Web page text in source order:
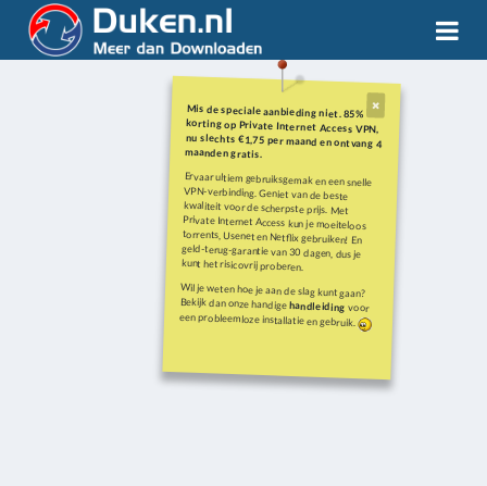
Mis de speciale aanbieding niet. 85%
korting op Private Internet Access VPN,
nu slechts €1,75 per maand en ontvang 4
maanden gratis.
Ervaar ultiem gebruiksgemak en een snelle
VPN-verbinding. Geniet van de beste
kwaliteit voor de scherpste prijs. Met
Private Internet Access kun je moeiteloos
torrents, Usenet en Netflix gebruiken! En
geld-terug-garantie van 30 dagen, dus je
kunt het risicovrij proberen.
Wil je weten hoe je aan de slag kunt gaan?
Bekijk dan onze handigehandleiding voor
een probleemloze installatie en gebruik.